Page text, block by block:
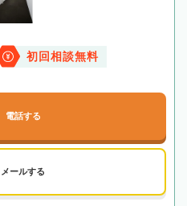
初回相談無料
電話する
メールする